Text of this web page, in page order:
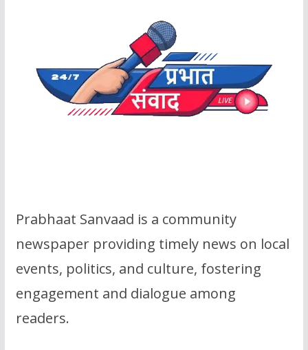
Prabhaat Sanvaad is a community
newspaper providing timely news on local
events, politics, and culture, fostering
engagement and dialogue among
readers.